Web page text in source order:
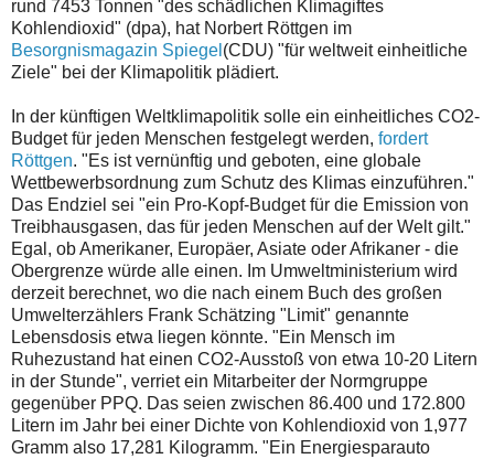
rund 7453 Tonnen "des schädlichen Klimagiftes
Kohlendioxid" (dpa), hat Norbert Röttgen im
Besorgnismagazin Spiegel (CDU) "für weltweit einheitliche
Ziele" bei der Klimapolitik plädiert.
In der künftigen Weltklimapolitik solle ein einheitliches CO2-
Budget für jeden Menschen festgelegt werden, fordert
Röttgen. "Es ist vernünftig und geboten, eine globale
Wettbewerbsordnung zum Schutz des Klimas einzuführen."
Das Endziel sei "ein Pro-Kopf-Budget für die Emission von
Treibhausgasen, das für jeden Menschen auf der Welt gilt."
Egal, ob Amerikaner, Europäer, Asiate oder Afrikaner - die
Obergrenze würde alle einen. Im Umweltministerium wird
derzeit berechnet, wo die nach einem Buch des großen
Umwelterzählers Frank Schätzing "Limit" genannte
Lebensdosis etwa liegen könnte. "Ein Mensch im
Ruhezustand hat einen CO2-Ausstoß von etwa 10-20 Litern
in der Stunde", verriet ein Mitarbeiter der Normgruppe
gegenüber PPQ. Das seien zwischen 86.400 und 172.800
Litern im Jahr bei einer Dichte von Kohlendioxid von 1,977
Gramm also 17,281 Kilogramm. "Ein Energiesparauto